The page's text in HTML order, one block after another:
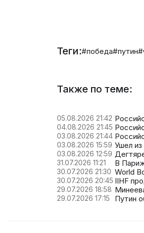
Теги:#победа#путин
Также по теме:
05.08.2026 21:42
04.08.2026 21:45
03.08.2026 21:44
03.08.2026 15:59 Ушел
03.08.2026 12:59
31.07.2026 11:21 В
30.07.2026 21:30 World
30.07.2026 20:45 IIHF
29.07.2026 18:58
29.07.2026 17:15 Путин